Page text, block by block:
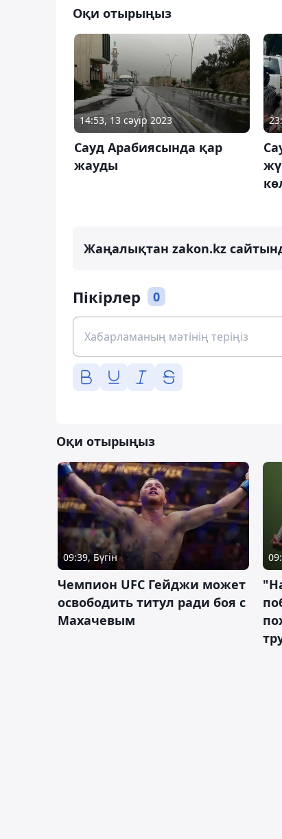
Оқи отырыңыз
14:53, 13 сәуір 2023
Сауд Арабиясында қар
жауды
Жаңалықтан zakon.kz
Пікірлер 0
Оқи отырыңыз
09:39, Бүгін
Чемпион UFC Гейджи может
освободить титул ради боя с
Махачевым